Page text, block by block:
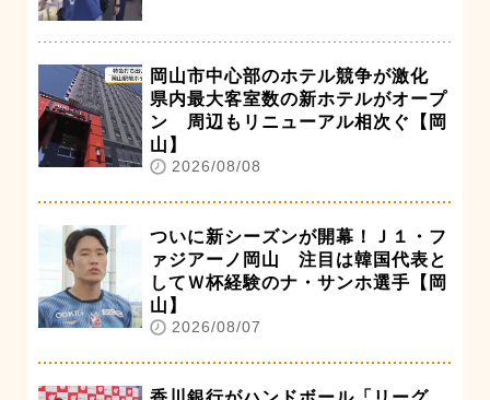
岡山市中心部のホテル競争が激化
県内最大客室数の新ホテルがオープ
ン 周辺もリニューアル相次ぐ【岡
山】
2026/08/08
ついに新シーズンが開幕！Ｊ１・フ
ァジアーノ岡山 注目は韓国代表と
してＷ杯経験のナ・サンホ選手【岡
山】
2026/08/07